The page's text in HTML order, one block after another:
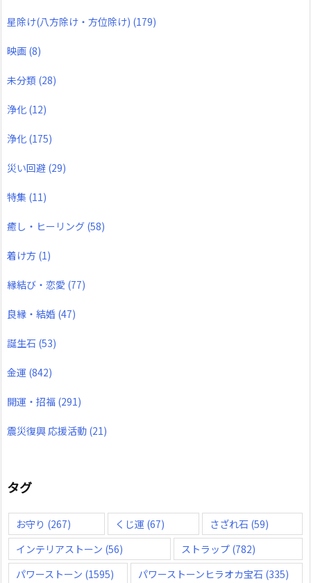
星除け(八方除け・方位除け) (179)
映画 (8)
未分類 (28)
浄化 (12)
浄化 (175)
災い回避 (29)
特集 (11)
癒し・ヒーリング (58)
着け方 (1)
縁結び・恋愛 (77)
良縁・結婚 (47)
誕生石 (53)
金運 (842)
開運・招福 (291)
震災復興 応援活動 (21)
タグ
お守り (267) くじ運 (67) さざれ石 (59)
インテリアストーン (56) ストラップ(782)
パワーストーン (1595) パワーストーンヒラオカ宝石 (335)